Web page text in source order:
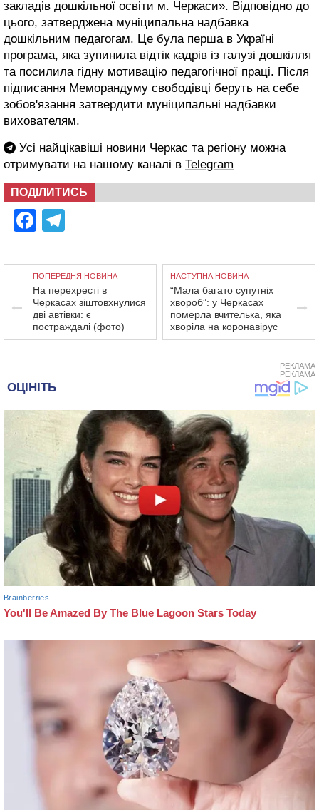
закладів дошкільної освіти м. Черкаси». Відповідно до
цього, затверджена муніципальна надбавка
дошкільним педагогам. Це була перша в Україні
програма, яка зупинила відтік кадрів із галузі дошкілля
та посилила гідну мотивацію педагогічної праці. Після
підписання Меморандуму свободівці беруть на себе
зобов'язання затвердити муніципальні надбавки
вихователям.
Усі найцікавіші новини Черкас та регіону можна
отримувати на нашому каналі в Telegram
ПОДІЛИТИСЬ
Facebook
ПОПЕРЕДНЯ НОВИНА
На перехресті в
Черкасах зіштовхнулися
дві автівки: є
постраждалі (фото)
НАСТУПНА НОВИНА
“Мала багато супутніх
хвороб”: у Черкасах
померла вчителька, яка
хворіла на коронавірус
РЕКЛАМА
РЕКЛАМА